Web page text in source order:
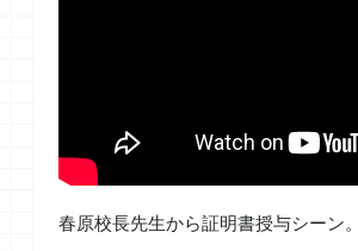
春原校長先生から証明書授与シーン。